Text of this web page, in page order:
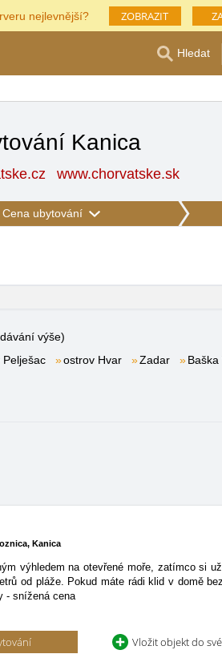
nejlevnější? ZOBRAZIT
Hledat
Kanica
www.chorvatske.sk
Cena ubytování
výše)
Pelješac ostrov Hvar Zadar Baška
Kanica
výhledem na otevřené moře, zatímco si
od pláže. Pokud máte rádi klid v domě
- snížená cena
Vložit objekt do